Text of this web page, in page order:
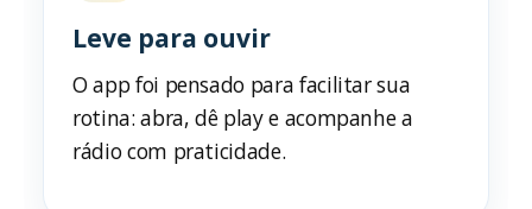
Leve para ouvir
O app foi pensado para facilitar sua
rotina: abra, dê play e acompanhe a
rádio com praticidade.